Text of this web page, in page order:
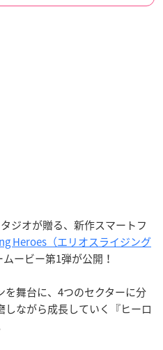
ジオが贈る、新作スマートフ
Heroes（エリオスライジング
ービー第1弾が公開！
舞台に、4つのセクターに分
ながら成長していく『ヒーロ